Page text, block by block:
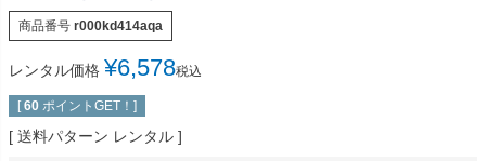
商品番号 r000kd414aqa
レンタル価格 ¥6,578税込
[ 60 ポイントGET！]
送料パターン レンタル